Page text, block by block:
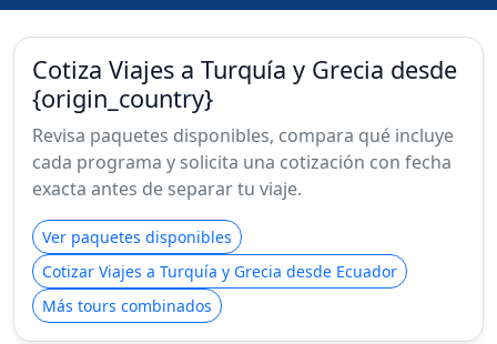
Cotiza Viajes a Turquía y Grecia desde
{origin_country}
Revisa paquetes disponibles, compara qué incluye
cada programa y solicita una cotización con fecha
exacta antes de separar tu viaje.
Ver paquetes disponibles
Cotizar Viajes a Turquía y Grecia desde Ecuador
Más tours combinados